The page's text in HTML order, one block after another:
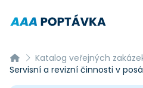
Katalog veřejných
Servisní a revizní činnosti v